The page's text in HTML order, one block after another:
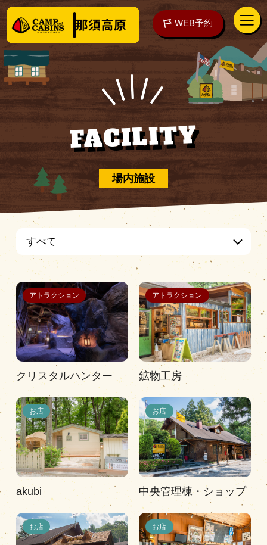
WEB予約
泊まる
楽しむ
ご予約の前に
アクセス WEB予約
営業時間 |お知らせ
場内施設
FACILITY
すべて
お店
共有施設
アトラクション
ドッグラン・ペット
アトラクション
クリスタルハンター
アトラクション
鉱物工房
お店
akubi
お店
中央管理棟・ショップ
お店 お店